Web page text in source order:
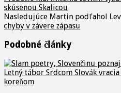
skúsenou Skalicou
Nasledujúce Martin podľahol
chyby v závere zápasu
Podobné články